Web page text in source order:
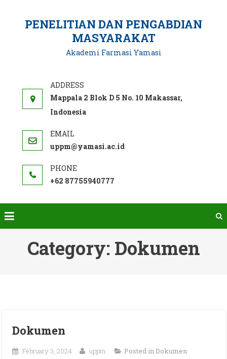
PENELITIAN DAN PENGABDIAN
MASYARAKAT
Akademi Farmasi Yamasi
Mappala 2 Blok D 5 No. 10 Makassar,
Indonesia
uppm@yamasi.ac.id
+62 87755940777
Category: Dokumen
Dokumen
February 3, 2024 uppm Posted in Dokumen